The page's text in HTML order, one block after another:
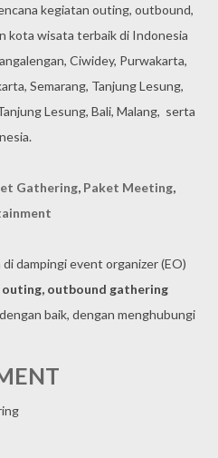
kegiatan outing, outbound,
kota wisata terbaik di Indonesia
Ciwidey, Purwakarta,
Semarang, Tanjung Lesung,
Lesung, Bali, Malang, serta
Gathering, Paket Meeting,
dampingi event organizer (EO)
outing, outbound gathering
baik, dengan menghubungi